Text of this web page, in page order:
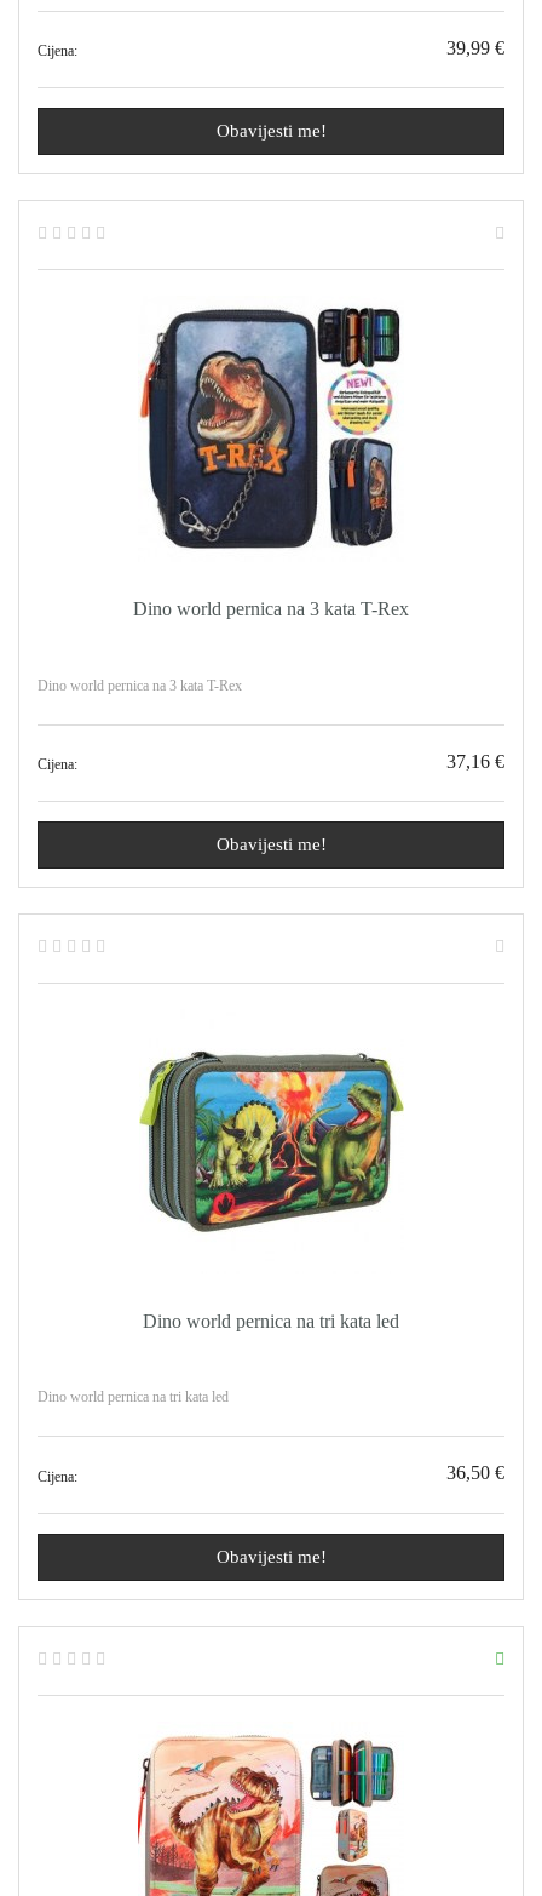
Cijena: 39,99 €
Obavijesti me!
Dino world pernica na 3 kata T-Rex
Dino world pernica na 3 kata T-Rex
Cijena: 37,16 €
Obavijesti me!
Dino world pernica na tri kata led
Dino world pernica na tri kata led
Cijena: 36,50 €
Obavijesti me!